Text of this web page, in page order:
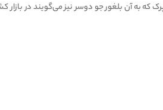
به آن بلغور جو دوسر نیز می‌گویند در